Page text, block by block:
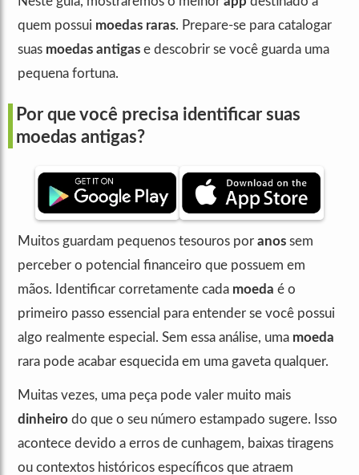
quem possui moedas raras. Prepare-se para catalogar
suas moedas antigas e descobrir se você guarda uma
pequena fortuna.
Por que você precisa identificar suas
moedas antigas?
Muitos guardam pequenos tesouros por anos sem
perceber o potencial financeiro que possuem em
mãos. Identificar corretamente cada moeda é o
primeiro passo essencial para entender se você possui
algo realmente especial. Sem essa análise, uma moeda
rara pode acabar esquecida em uma gaveta qualquer.
Muitas vezes, uma peça pode valer muito mais
dinheiro do que o seu número estampado sugere. Isso
acontece devido a erros de cunhagem, baixas tiragens
ou contextos históricos específicos que atraem